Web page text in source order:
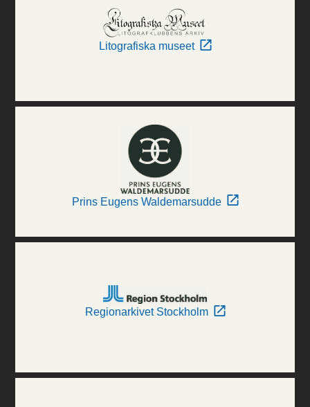
Litografiska museet
Prins Eugens Waldemarsudde
Regionarkivet Stockholm